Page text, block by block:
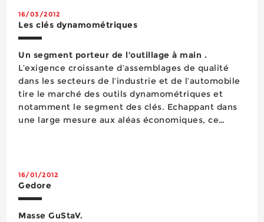
16/03/2012
Les clés dynamométriques
Un segment porteur de l’outillage à main .
L’exigence croissante d’assemblages de qualité
dans les secteurs de l’industrie et de l’automobile
tire le marché des outils dynamométriques et
notamment le segment des clés. Echappant dans
une large mesure aux aléas économiques, ce
16/01/2012
Gedore
Masse GuStaV.